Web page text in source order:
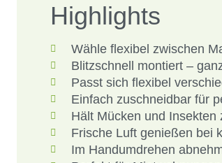
Highlights
Wähle flexibel zwischen
Blitzschnell montiert –
Passt sich flexibel
Einfach zuschneidbar für
Hält Mücken und Insekten
Frische Luft genießen bei
Im Handumdrehen